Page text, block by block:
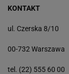
KONTAKT
ul. Czerska 8/10
00-732 Warszawa
tel. (22) 555 60 00